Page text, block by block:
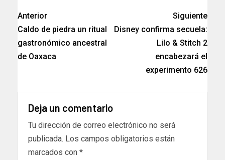
Anterior
Caldo de piedra un ritual
gastronómico ancestral
de Oaxaca
Siguiente
Disney confirma secuela:
Lilo & Stitch 2
encabezará el
experimento 626
Deja un comentario
Tu dirección de correo electrónico no será
publicada. Los campos obligatorios están
marcados con *